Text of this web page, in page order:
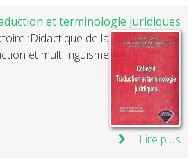
et terminologie juridiques
:Didactique de la
et multilinguisme
Lire plus...